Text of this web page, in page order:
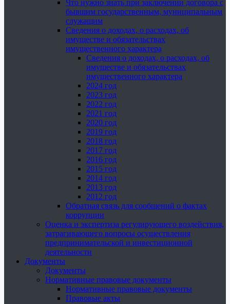
Что нужно знать при заключении договора с
бывшим государственным, муниципальным
служащим
Сведения о доходах, о расходах, об
имуществе и обязательствах
имущественного характера
Сведения о доходах, о расходах, об
имуществе и обязательствах
имущественного характера
2024 год
2023 год
2022 год
2021 год
2020 год
2019 год
2018 год
2017 год
2016 год
2015 год
2014 год
2013 год
2012 год
Обратная связь для сообщений о фактах
коррупции
Оценка и экспертиза регулирующего воздействия,
затрагивающего вопросы осуществления
предпринимательской и инвестиционной
деятельности
Документы
Документы
Нормативные правовые документы
Нормативные правовые документы
Правовые акты